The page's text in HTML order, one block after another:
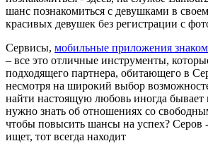
шанс познакомиться с девушками в
красивых девушек без регистрации с
Сервисы, мобильные приложения
– все это отличные инструменты,
подходящего партнера, обитающего в
несмотря на широкий выбор
найти настоящую любовь иногда бывает
нужно знать об отношениях со
чтобы повысить шансы на успех? Серов
ищет, тот всегда находит